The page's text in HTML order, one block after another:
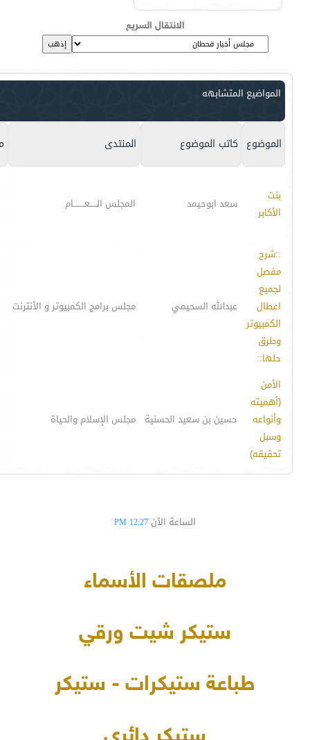
الانتقال السريع
المواضيع المتشابهه
الموضوع كاتب الموضوع المنتدى
بنت
الأكابر
سعد ابوحيمد المجلس الـــــعــــــــام
::شرح
مفصل
لجميع
اعطال
الكمبيوتر
وطرق
حلها::
عبدالله السحيمي مجلس برامج الكمبيوتر و الأنترنت
الأمن
(أهميته
وأنواعه
وسبل
تحقيقه)
حسين بن سعيد الحسنية مجلس الإسلام والحياة
الساعة الآن 12:27 PM
ملصقات الأسماء
ستيكر شيت ورقي
طباعة ستيكرات - ستيكر